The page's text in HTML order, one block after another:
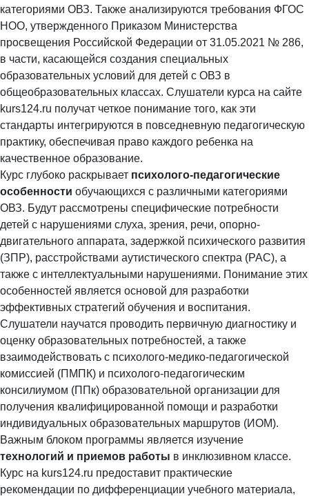
категориями ОВЗ. Также анализируются требования ФГОС
НОО, утвержденного Приказом Министерства
просвещения Российской Федерации от 31.05.2021 № 286,
в части, касающейся создания специальных
образовательных условий для детей с ОВЗ в
общеобразовательных классах. Слушатели курса на сайте
kurs124.ru получат четкое понимание того, как эти
стандарты интегрируются в повседневную педагогическую
практику, обеспечивая право каждого ребенка на
качественное образование.
Курс глубоко раскрывает психолого-педагогические
особенности обучающихся с различными категориями
ОВЗ. Будут рассмотрены специфические потребности
детей с нарушениями слуха, зрения, речи, опорно-
двигательного аппарата, задержкой психического развития
(ЗПР), расстройствами аутистического спектра (РАС), а
также с интеллектуальными нарушениями. Понимание этих
особенностей является основой для разработки
эффективных стратегий обучения и воспитания.
Слушатели научатся проводить первичную диагностику и
оценку образовательных потребностей, а также
взаимодействовать с психолого-медико-педагогической
комиссией (ПМПК) и психолого-педагогическим
консилиумом (ППк) образовательной организации для
получения квалифицированной помощи и разработки
индивидуальных образовательных маршрутов (ИОМ).
Важным блоком программы является изучение
технологий и приемов работы в инклюзивном классе.
Курс на kurs124.ru предоставит практические
рекомендации по дифференциации учебного материала,